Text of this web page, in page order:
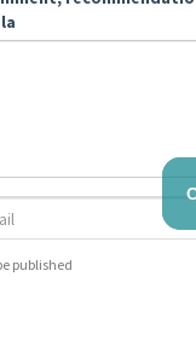
published